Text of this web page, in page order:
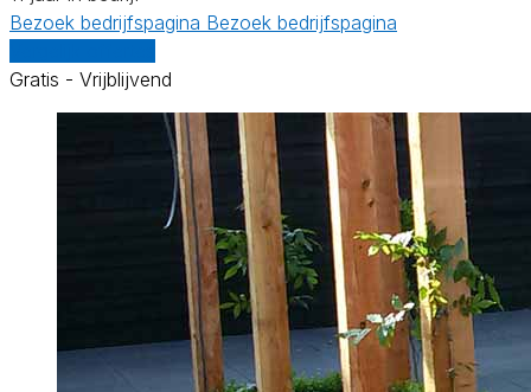
Bezoek bedrijfspagina Bezoek bedrijfspagina
Gratis - Vrijblijvend